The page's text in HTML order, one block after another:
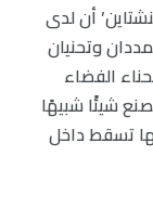
أن لدى
وتحنيان
الفضاء
شيئًا شبيهًا
تسقط داخل